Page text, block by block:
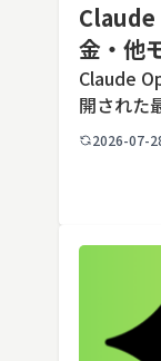
Claude
金・他
すく解
Claude
開された
5は、米
2026-07-